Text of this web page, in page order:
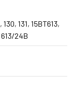
, 130, 131, 15BT613,
613/24B